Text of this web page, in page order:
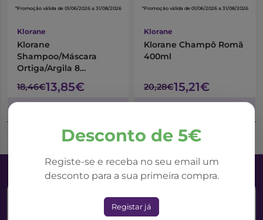
Desconto de 5€
Registe-se e receba no seu email um
desconto para a sua primeira compra.
Registar já
*Promoção válida de 01/06/2026 a 31/08/2026
Klorane
Klorane
Shampoo/Máscara
Ortiga/Argila 8
18,46€13,85€
*Promoção válida de 01/06/2026 a 31/08/2026
Klorane
Klorane Champô Romã
400ml
20,28€15,21€